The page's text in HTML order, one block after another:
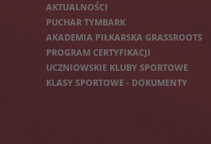
AKTUALNOŚCI
PUCHAR TYMBARK
AKADEMIA PIŁKARSKA GRASSROOTS
PROGRAM CERTYFIKACJI
UCZNIOWSKIE KLUBY SPORTOWE
KLASY SPORTOWE - DOKUMENTY